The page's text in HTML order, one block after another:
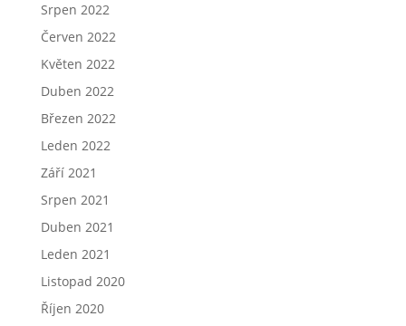
Srpen 2022
Červen 2022
Květen 2022
Duben 2022
Březen 2022
Leden 2022
Září 2021
Srpen 2021
Duben 2021
Leden 2021
Listopad 2020
Říjen 2020